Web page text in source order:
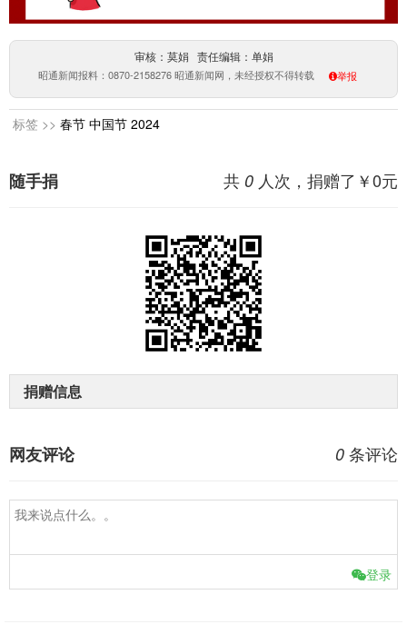
审核：莫娟 责任编辑：单娟
昭通新闻报料：0870-2158276 昭通新闻网，未经授权不得转载 举报
标签 >> 春节 中国节 2024
共 0 人次，捐赠了￥0元
随手捐
捐赠信息
0 条评论
网友评论
登录